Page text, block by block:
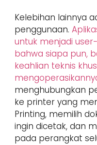
Kelebihan lainnya
penggunaan.
untuk menjadi
bahwa siapa pun,
keahlian teknis
menghubungkan
ke printer yang
Printing, memilih
ingin dicetak, dan
pada perangkat